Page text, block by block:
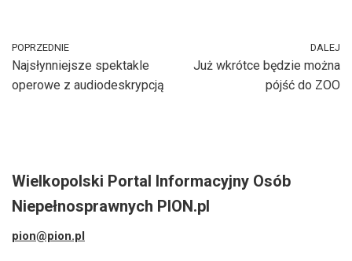
POPRZEDNIE
Najsłynniejsze spektakle
operowe z audiodeskrypcją
DALEJ
Już wkrótce będzie można
pójść do ZOO
Wielkopolski Portal Informacyjny Osób
Niepełnosprawnych PION.pl
pion@pion.pl